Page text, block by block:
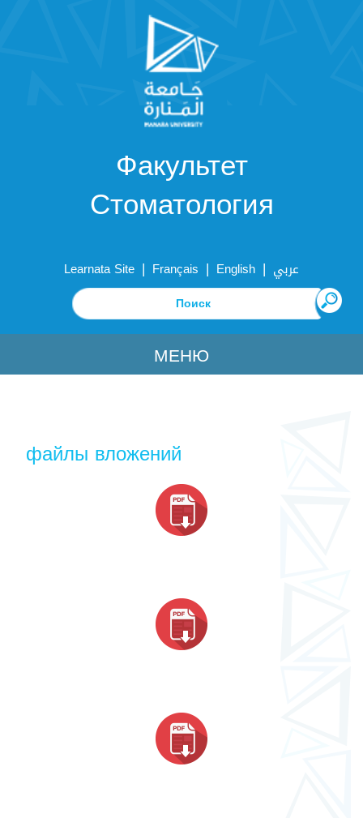
Факультет
Стоматология
Learnata Site | Français | English | عربي
МЕНЮ
файлы вложений